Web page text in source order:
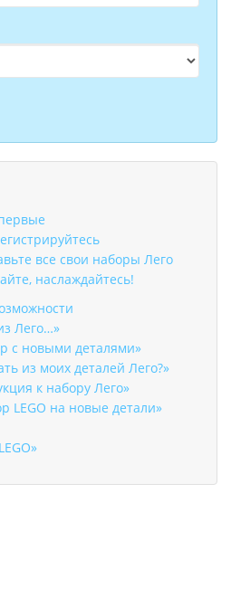
все свои наборы Лего
наслаждайтесь!
Лего…»
с новыми деталями»
из моих деталей Лего?»
к набору Лего»
LEGO на новые детали»